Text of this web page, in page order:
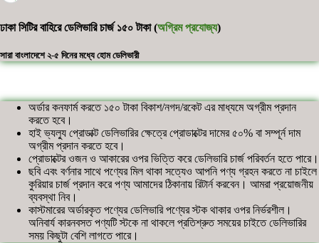
ঢাকা সিটির বাহিরে ডেলিভারি চার্জ ১৫০ টাকা (অগ্রিম প্রযোজ্য)
সারা বাংলাদেশে ২-৫ দিনের মধ্যে হোম ডেলিভারী
অর্ডার কনফার্ম করতে ১৫০ টাকা বিকাশ/নগদ/রকেট এর মাধ্যমে অগ্রীম প্রদান
করতে হবে।
হাই ভ্যল্যু প্রোডাক্ট ডেলিভারির ক্ষেত্রে প্রোডাক্টের দামের ৫০% বা সম্পূর্ন দাম
অগ্রীম প্রদান করতে হবে।
প্রোডাক্টের ওজন ও আকারের ওপর ভিত্তি করে ডেলিভারি চার্জ পরিবর্তন হতে পারে।
ছবি এবং বর্ণনার সাথে পণ্যের মিল থাকা সত্যেও আপনি পণ্য গ্রহন করতে না চাইলে
কুরিয়ার চার্জ প্রদান করে পণ্য আমাদের ঠিকানায় রিটার্ন করবেন। আমরা প্রয়োজনীয়
ব্যবস্থা নিব।
কাস্টমারের অর্ডারকৃত পণ্যের ডেলিভারি পণ্যের স্টক থাকার ওপর নির্ভরশীল।
অনিবার্য কারনবসত পণ্যটি স্টকে না থাকলে প্রতিশ্রুত সময়ের চাইতে ডেলিভারির
সময় কিছুটা বেশি লাগতে পারে।